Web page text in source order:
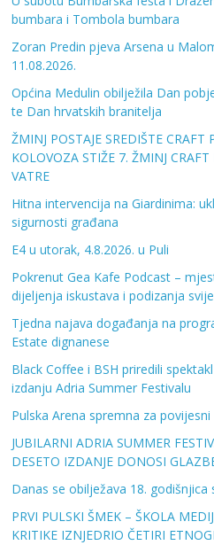
bumbara i Tombola bumbara
Zoran Predin pjeva Arsena u
11.08.2026.
Općina Medulin obilježila Dan
te Dan hrvatskih branitelja
ŽMINJ POSTAJE SREDIŠTE CRAFT
KOLOVOZA STIŽE 7. ŽMINJ
VATRE
Hitna intervencija na Giardinima:
sigurnosti građana
E4 u utorak, 4.8.2026. u Puli
Pokrenut Gea Kafe Podcast –
dijeljenja iskustava i podizanja
Tjedna najava događanja na
Estate dignanese
Black Coffee i BSH priredili
izdanju Adria Summer Festivalu
Pulska Arena spremna za povijesni
JUBILARNI ADRIA SUMMER
DESETO IZDANJE DONOSI
Danas se obilježava 18.
PRVI PULSKI ŠMEK – ŠKOLA
KRITIKE IZNJEDRIO ČETIRI